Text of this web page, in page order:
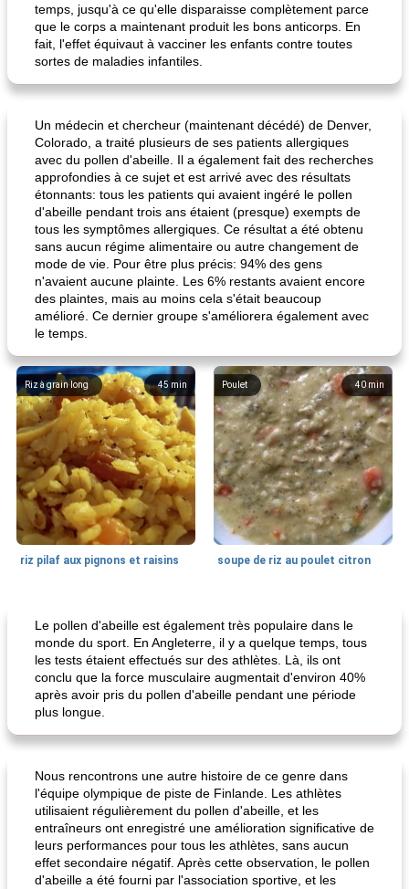
temps, jusqu'à ce qu'elle disparaisse complètement parce
que le corps a maintenant produit les bons anticorps. En
fait, l'effet équivaut à vacciner les enfants contre toutes
sortes de maladies infantiles.
Un médecin et chercheur (maintenant décédé) de Denver,
Colorado, a traité plusieurs de ses patients allergiques
avec du pollen d'abeille. Il a également fait des recherches
approfondies à ce sujet et est arrivé avec des résultats
étonnants: tous les patients qui avaient ingéré le pollen
d'abeille pendant trois ans étaient (presque) exempts de
tous les symptômes allergiques. Ce résultat a été obtenu
sans aucun régime alimentaire ou autre changement de
mode de vie. Pour être plus précis: 94% des gens
n'avaient aucune plainte. Les 6% restants avaient encore
des plaintes, mais au moins cela s'était beaucoup
amélioré. Ce dernier groupe s'améliorera également avec
le temps.
45 min
Riz à grain long
riz pilaf aux pignons et raisins
40 min
Poulet
soupe de riz au poulet citron
daube à la française soupe tortilla au poulet iv
Le pollen d'abeille est également très populaire dans le
monde du sport. En Angleterre, il y a quelque temps, tous
les tests étaient effectués sur des athlètes. Là, ils ont
conclu que la force musculaire augmentait d'environ 40%
après avoir pris du pollen d'abeille pendant une période
plus longue.
Nous rencontrons une autre histoire de ce genre dans
l'équipe olympique de piste de Finlande. Les athlètes
utilisaient régulièrement du pollen d'abeille, et les
entraîneurs ont enregistré une amélioration significative de
leurs performances pour tous les athlètes, sans aucun
effet secondaire négatif. Après cette observation, le pollen
d'abeille a été fourni par l'association sportive, et les